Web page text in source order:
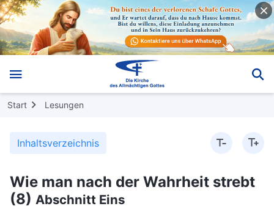
Start Lesungen
Inhaltsverzeichnis
Wie man nach der Wahrheit strebt
(8) Abschnitt Eins